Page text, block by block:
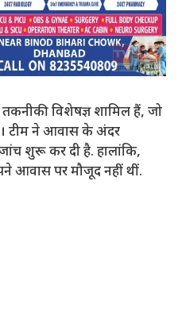
विशेषज्ञ शामिल हैं, जो
टीम ने आवास के अंदर
शुरू कर दी है. हालांकि,
आवास पर मौजूद नहीं थीं.